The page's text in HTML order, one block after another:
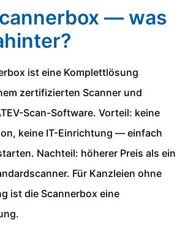
— was
ist eine Komplettlösung
zertifizierten Scanner und
Scan-Software. Vorteil: keine
keine IT-Einrichtung — einfach
Nachteil: höherer Preis als ein
Für Kanzleien ohne
ist die Scannerbox eine